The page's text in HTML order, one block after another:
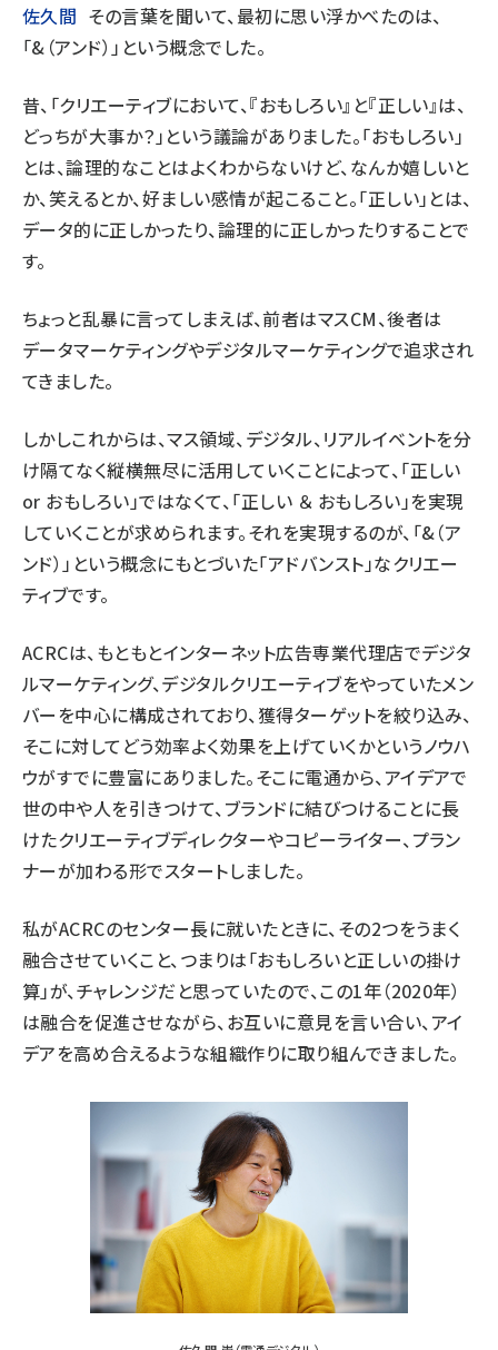
佐久間 その言葉を聞いて、最初に思い浮かべたのは、
「&（アンド）」という概念でした。
昔、「クリエーティブにおいて、『おもしろい』と『正しい』は、
どっちが大事か？」という議論がありました。「おもしろい」
とは、論理的なことはよくわからないけど、なんか嬉しいと
か、笑えるとか、好ましい感情が起こること。「正しい」とは、
データ的に正しかったり、論理的に正しかったりすることで
す。
ちょっと乱暴に言ってしまえば、前者はマスCM、後者は
データマーケティングやデジタルマーケティングで追求され
てきました。
しかしこれからは、マス領域、デジタル、リアルイベントを分
け隔てなく縦横無尽に活用していくことによって、「正しい
or おもしろい」ではなくて、「正しい ＆ おもしろい」を実現
していくことが求められます。それを実現するのが、「&（ア
ンド）」という概念にもとづいた「アドバンスト」なクリエー
ティブです。
ACRCは、もともとインターネット広告専業代理店でデジタ
ルマーケティング、デジタルクリエーティブをやっていたメン
バーを中心に構成されており、獲得ターゲットを絞り込み、
そこに対してどう効率よく効果を上げていくかというノウハ
ウがすでに豊富にありました。そこに電通から、アイデアで
世の中や人を引きつけて、ブランドに結びつけることに長
けたクリエーティブディレクターやコピーライター、プラン
ナーが加わる形でスタートしました。
私がACRCのセンター長に就いたときに、その2つをうまく
融合させていくこと、つまりは「おもしろいと正しいの掛け
算」が、チャレンジだと思っていたので、この1年（2020年）
は融合を促進させながら、お互いに意見を言い合い、アイ
デアを高め合えるような組織作りに取り組んできました。